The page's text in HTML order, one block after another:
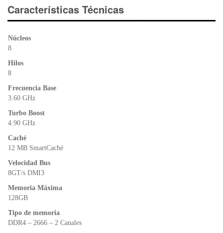
e
b
er s
A
ri
e
Características Técnicas
Núcleos
8
Hilos
8
Frecuencia Base
3.60 GHz
Turbo Boost
4.90 GHz
Caché
12 MB SmartCaché
Velocidad Bus
8GT/s DMI3
Memoria Máxima
128GB
Tipo de memoria
DDR4 – 2666 – 2 Canales